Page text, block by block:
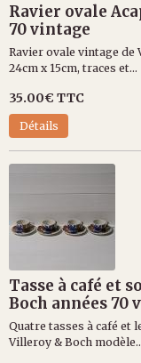
Ravier ovale
70 vintage
Ravier ovale vintage de
24cm x 15cm, traces et...
35.00€ TTC
Détails
Tasse à café et
Boch années 70
Quatre tasses à café et
Villeroy & Boch